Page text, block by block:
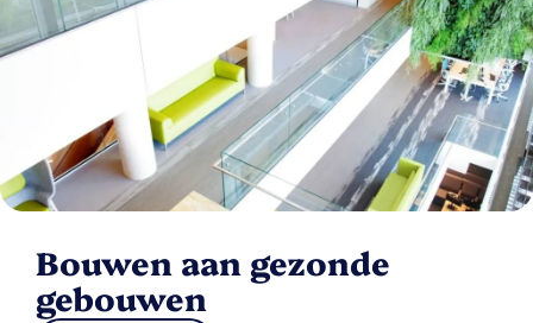
Bouwen aan gezonde
gebouwen